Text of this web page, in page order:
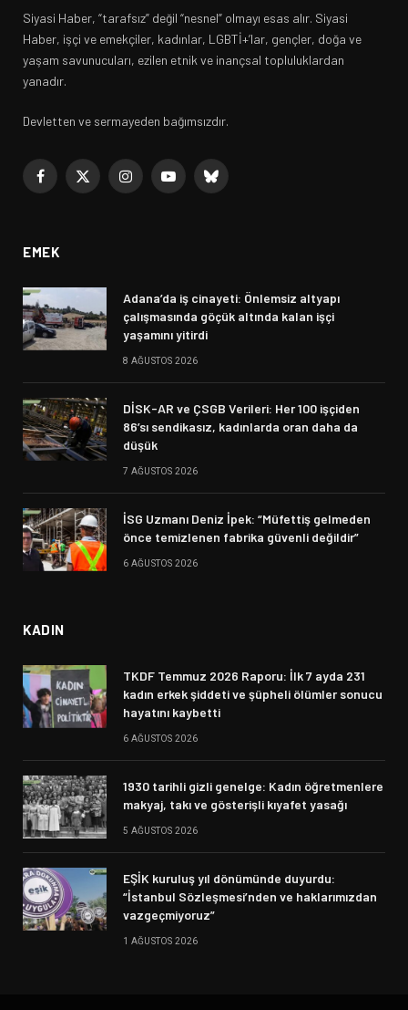
Siyasi Haber, “tarafsız” değil “nesnel” olmayı esas alır. Siyasi
Haber, işçi ve emekçiler, kadınlar, LGBTİ+’lar, gençler, doğa ve
yaşam savunucuları, ezilen etnik ve inançsal topluluklardan
yanadır.
Devletten ve sermayeden bağımsızdır.
Facebook
X
InstagramYouTubeBluesky
EMEK
Adana’da iş cinayeti: Önlemsiz altyapı
çalışmasında göçük altında kalan işçi
yaşamını yitirdi
8 AĞUSTOS 2026
DİSK-AR ve ÇSGB Verileri: Her 100 işçiden
86’sı sendikasız, kadınlarda oran daha da
düşük
7 AĞUSTOS 2026
İSG Uzmanı Deniz İpek: “Müfettiş gelmeden
önce temizlenen fabrika güvenli değildir”
6 AĞUSTOS 2026
KADIN
TKDF Temmuz 2026 Raporu: İlk 7 ayda 231
kadın erkek şiddeti ve şüpheli ölümler sonucu
hayatını kaybetti
6 AĞUSTOS 2026
1930 tarihli gizli genelge: Kadın öğretmenlere
makyaj, takı ve gösterişli kıyafet yasağı
5 AĞUSTOS 2026
EŞİK kuruluş yıl dönümünde duyurdu:
“İstanbul Sözleşmesi’nden ve haklarımızdan
vazgeçmiyoruz”
1 AĞUSTOS 2026